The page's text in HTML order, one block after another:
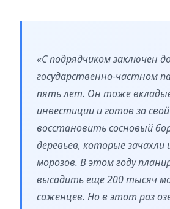
«С подрядчиком заключен
государственно-частном
пять лет. Он тоже
инвестиции и готов за
восстановить сосновый
деревьев, которые зачахли
морозов. В этом году
высадить еще 200 тысяч
саженцев. Но в этот раз